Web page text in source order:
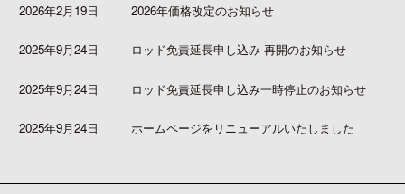
2026年2月19日 2026年価格改定のお知らせ
2025年9月24日 ロッド免責延長申し込み 再開のお知らせ
2025年9月24日 ロッド免責延長申し込み一時停止のお知らせ
2025年9月24日 ホームページをリニューアルいたしました